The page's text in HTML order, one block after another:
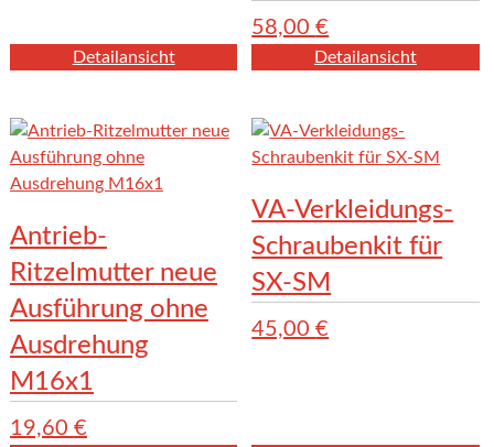
Detailansicht
58,00€
Detailansicht
Antrieb-
Ritzelmutter neue
Ausführung ohne
Ausdrehung
M16x1
19,60 €
VA-Verkleidungs-
Schraubenkit für
SX-SM
45,00€